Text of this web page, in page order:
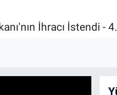
İhracı İstendi -